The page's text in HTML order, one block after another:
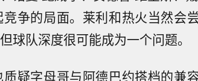
争的局面。莱利和热火当然会
球队深度很可能成为一个问题。
疑字母哥与阿德巴约搭档的兼